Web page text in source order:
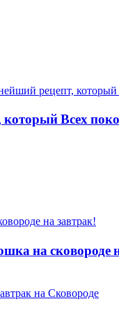
который Всех
на сковороде